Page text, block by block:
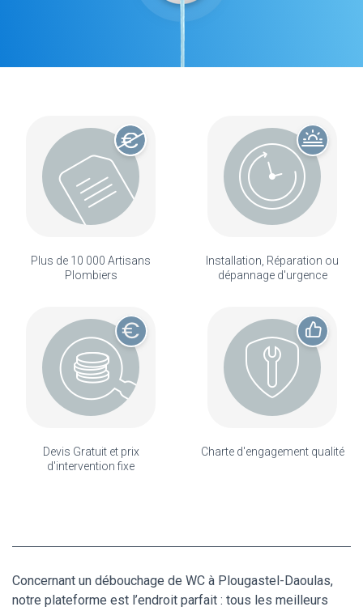
Plus de 10 000 Artisans
Plombiers
Installation, Réparation ou
dépannage d'urgence
Devis Gratuit et prix
d'intervention fixe
Charte d'engagement qualité
Concernant un débouchage de WC à Plougastel-Daoulas,
notre plateforme est l’endroit parfait : tous les meilleurs